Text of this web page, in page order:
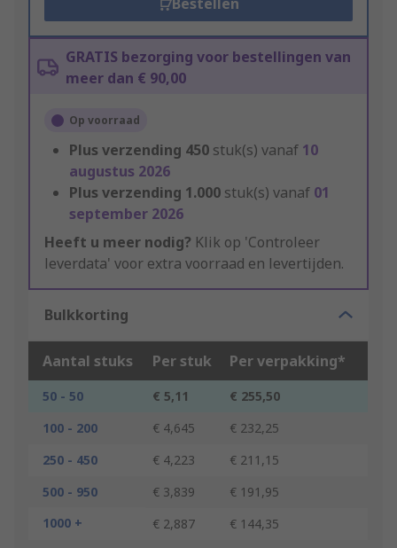
Bestellen
GRATIS bezorging voor bestellingen van
meer dan € 90,00
Op voorraad
Plus verzending 450 stuk(s) vanaf 10
augustus 2026
Plus verzending 1.000 stuk(s) vanaf 01
september 2026
Heeft u meer nodig? Klik op 'Controleer
leverdata' voor extra voorraad en levertijden.
Bulkkorting
Aantal stuks Per stuk Per verpakking*
50 - 50 € 5,11
€ 255,50
100 - 200
€ 4,645
€ 232,25
250 - 450
€ 4,223
€ 211,15
500 - 950
€ 3,839
€ 191,95
1000 +
€ 2,887 € 144,35